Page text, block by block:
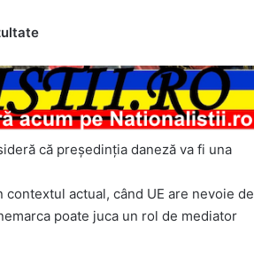
că președinția daneză va fi una
actual, când UE are nevoie de
poate juca un rol de mediator